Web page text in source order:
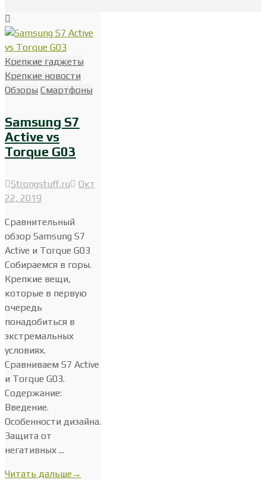
Крепкие гаджеты
Крепкие новости
Обзоры Смартфоны
Samsung S7
Active vs
Torque G03
Strongstuff.ru
Окт
22, 2019
Сравнительный
обзор Samsung S7
Active и Torque G03
Собираемся в горы.
Крепкие вещи,
которые в первую
очередь
понадобиться в
экстремальных
условиях.
Сравниваем S7 Active
и Torque G03.
Содержание:
Введение.
Особенности дизайна.
Защита от
негативных ...
Читать дальше→